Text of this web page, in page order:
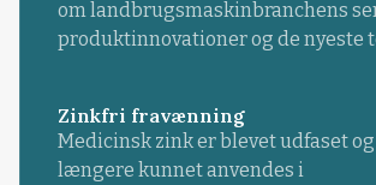
om landbrugsmaskinbranchens
produktinnovationer og de nyeste
Zinkfri fravænning
Medicinsk zink er blevet udfaset
længere kunnet anvendes i